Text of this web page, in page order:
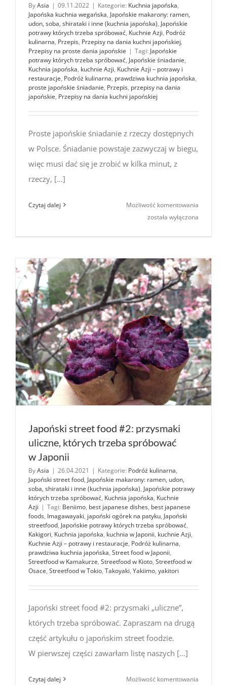
ByAsia | 09.11.2022 | Kategorie: Kuchnia japońska,
Japońska kuchnia wegańska, Japońskie makarony: ramen,
udon, soba, shirataki i inne (kuchnia japońska), Japońskie
potrawy których trzeba spróbować, Kuchnie Azji, Podróż
kulinarna, Przepis, Przepisy na dania kuchni japońskiej,
Przepisy na proste dania japońskie | Tagi: Japońskie
potrawy których trzeba spróbować, Japońskie śniadanie,
Kuchnia japońska, kuchnie Azji, Kuchnie Azji – potrawy i
restauracje, Podróż kulinarna, prawdziwa kuchnia japońska,
proste japońskie śniadanie, Przepis, przepisy na dania
japońskie, Przepisy na dania kuchni japońskiej
Proste japońskie śniadanie z rzeczy dostępnych
w Polsce. Śniadanie powstaje zazwyczaj w biegu,
więc musi dać się je zrobić w kilka minut, z
rzeczy, [...]
Czytaj dalej Możliwość komentowania
w Polsce
#3
została wyłączona
Japoński street food #2: przysmaki
uliczne, których trzeba spróbować
w Japonii
ByAsia | 26.04.2021 | Kategorie: Podróż kulinarna,
Japoński street food, Japońskie makarony: ramen, udon,
soba, shirataki i inne (kuchnia japońska), Japońskie potrawy
których trzeba spróbować, Kuchnia japońska, Kuchnie
Azji | Tagi: Beniimo, best japanese dishes, best japanese
foods, Imagawayaki, japoński ogórek na patyku, Japoński
streetfood, Japońskie potrawy których trzeba spróbować,
Kakigori, Kuchnia japońska, kuchnia w Japonii, kuchnie Azji,
Kuchnie Azji – potrawy i restauracje, Podróż kulinarna,
prawdziwa kuchnia japońska, Street food w Japonii,
Streetfood w Kamakurze, Streetfood w Kioto, Streetfood w
Osace, Streetfood w Tokio, Takoyaki, Yakiimo, yakitori
Japoński street food #2: przysmaki „uliczne”,
których trzeba spróbować. Zapraszam na drugą
część artykułu o japońskim street foodzie.
W pierwszej części zawarłam listę naszych [...]
Czytaj dalej Możliwość komentowania